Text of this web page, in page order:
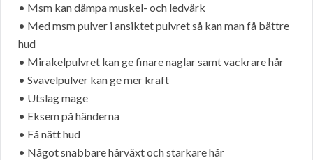
• Msm kan dämpa muskel- och ledvärk
• Med msm pulver i ansiktet pulvret så kan man få bättre
hud
• Mirakelpulvret kan ge finare naglar samt vackrare hår
• Svavelpulver kan ge mer kraft
• Utslag mage
• Eksem på händerna
• Få nätt hud
• Något snabbare hårväxt och starkare hår